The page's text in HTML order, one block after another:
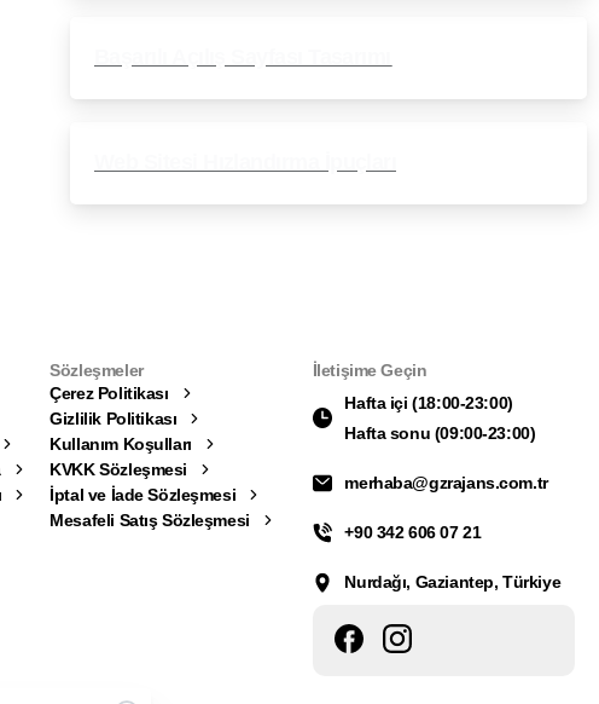
Sözleşmeler
Çerez Politikası
Gizlilik Politikası
Kullanım Koşulları
KVKK Sözleşmesi
İptal ve İade Sözleşmesi
Mesafeli Satış Sözleşmesi
İletişime Geçin
Hafta içi (18:00-23:00)
Hafta sonu (09:00-23:00)
merhaba@gzrajans.com.tr
+90 342 606 07 21
Nurdağı, Gaziantep, Türkiye